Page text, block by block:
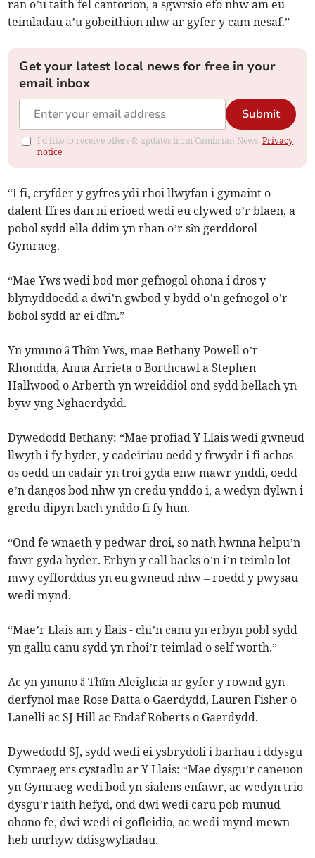
ran o’u taith fel cantorion, a sgwrsio efo nhw am eu
teimladau a’u gobeithion nhw ar gyfer y cam nesaf.”
Get your latest local news for free in your
email inbox
Submit
I'd like to receive offers & updates from Cambrian News.Privacy
notice
“I fi, cryfder y gyfres ydi rhoi llwyfan i gymaint o
dalent ffres dan ni erioed wedi eu clywed o’r blaen, a
pobol sydd ella ddim yn rhan o’r sîn gerddorol
Gymraeg.
“Mae Yws wedi bod mor gefnogol ohona i dros y
blynyddoedd a dwi’n gwbod y bydd o’n gefnogol o’r
bobol sydd ar ei dîm.”
Yn ymuno â Thîm Yws, mae Bethany Powell o’r
Rhondda, Anna Arrieta o Borthcawl a Stephen
Hallwood o Arberth yn wreiddiol ond sydd bellach yn
byw yng Nghaerdydd.
Dywedodd Bethany: “Mae profiad Y Llais wedi gwneud
llwyth i fy hyder, y cadeiriau oedd y frwydr i fi achos
os oedd un cadair yn troi gyda enw mawr ynddi, oedd
e’n dangos bod nhw yn credu ynddo i, a wedyn dylwn i
gredu dipyn bach ynddo fi fy hun.
“Ond fe wnaeth y pedwar droi, so nath hwnna helpu’n
fawr gyda hyder. Erbyn y call backs o’n i’n teimlo lot
mwy cyfforddus yn eu gwneud nhw – roedd y pwysau
wedi mynd.
“Mae’r Llais am y llais - chi’n canu yn erbyn pobl sydd
yn gallu canu sydd yn rhoi’r teimlad o self worth.”
Ac yn ymuno â Thîm Aleighcia ar gyfer y rownd gyn-
derfynol mae Rose Datta o Gaerdydd, Lauren Fisher o
Lanelli ac SJ Hill ac Endaf Roberts o Gaerdydd.
Dywedodd SJ, sydd wedi ei ysbrydoli i barhau i ddysgu
Cymraeg ers cystadlu ar Y Llais: “Mae dysgu’r caneuon
yn Gymraeg wedi bod yn sialens enfawr, ac wedyn trio
dysgu’r iaith hefyd, ond dwi wedi caru pob munud
ohono fe, dwi wedi ei gofleidio, ac wedi mynd mewn
heb unrhyw ddisgwyliadau.